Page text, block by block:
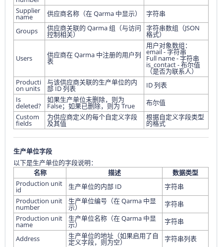
Supplier
name 供应商名称（在 Qarma 中显示）
字符串
Groups
供应商关联的 Qarma 组（与访问
控制相关）
字符串数组（JSON
格式）
Users 供应商在 Qarma 中注册的用户列
表
用户对象数组：
email - 字符串
Full name - 字符串
is_contact - 布尔值
（是否为联系人）
Producti
on units
与该供应商关联的生产单位的内
部 ID 列表
ID 列表
Is
deleted?
如果生产单位未删除，则为
False；如果已删除，则为 True
布尔值
Custom
fields
为供应商定义的每个自定义字段
及其值
根据自定义字段类型
的格式
生产单位字段
以下是生产单位的字段说明：
名称
描述
数据类型
Production unit
id 生产单位的内部 ID
字符串
Production unit
number
生产单位编号（在 Qarma 中显
示）
字符串
Production unit
name
生产单位名称（在 Qarma 中显
示）
字符串
Address
生产单位的地址（如果启用了自
定义字段，则为空）
字符串列表